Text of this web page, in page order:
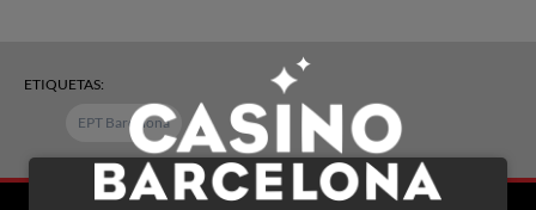
ETIQUETAS:
EPT Barcelona